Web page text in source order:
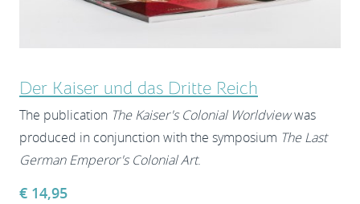
Der Kaiser und das Dritte Reich
The publication The Kaiser's Colonial Worldviewwas
produced in conjunction with the symposium The Last
German Emperor's Colonial Art.
€ 14,95